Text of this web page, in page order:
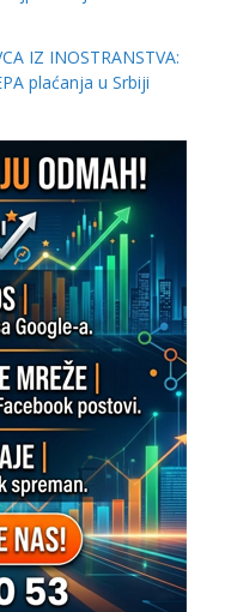
IZ INOSTRANSTVA:
plaćanja u Srbiji